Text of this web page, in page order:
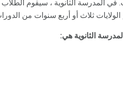
المدرسة الثانوية ، سيقوم الطلاب
ثلاث أو أربع سنوات من
الثانوية هي: